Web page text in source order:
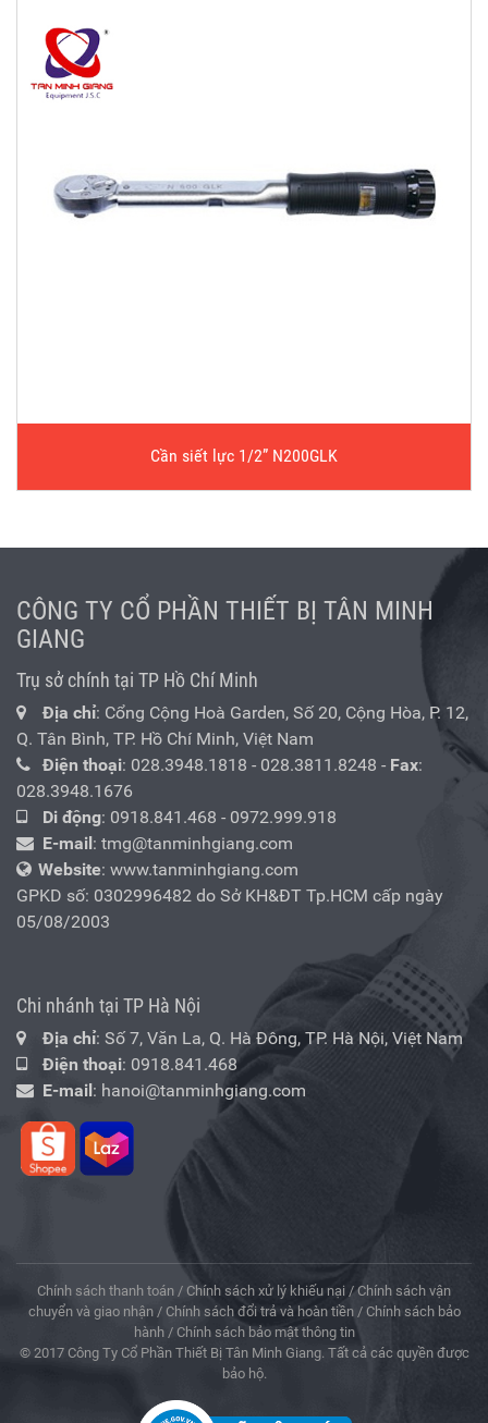
Cần siết lực 1/2” N200GLK
CÔNG TY CỔ PHẦN THIẾT BỊ TÂN MINH
GIANG
Trụ sở chính tại TP Hồ Chí Minh
Địa chỉ: Cổng Cộng Hoà Garden, Số 20, Cộng Hòa, P. 12,
Q. Tân Bình, TP. Hồ Chí Minh, Việt Nam
Điện thoại: 028.3948.1818 - 028.3811.8248 - Fax:
028.3948.1676
Di động: 0918.841.468 - 0972.999.918
E-mail : tmg@tanminhgiang.com
Website: www.tanminhgiang.com
GPKD số: 0302996482 do Sở KH&ĐT Tp.HCM cấp ngày
05/08/2003
Chi nhánh tại TP Hà Nội
Địa chỉ: Số 7, Văn La, Q. Hà Đông, TP. Hà Nội, Việt Nam
Điện thoại: 0918.841.468
E-mail : hanoi@tanminhgiang.com
Chính sách thanh toán / Chính sách xử lý khiếu nại /Chính sách vận
chuyển và giao nhận/ Chính sách đổi trả và hoàn tiền/ Chính sách bảo
hành/ Chính sách bảo mật thông tin
© 2017 Công Ty Cổ Phần Thiết Bị Tân Minh Giang. Tất cả các quyền được
bảo hộ.